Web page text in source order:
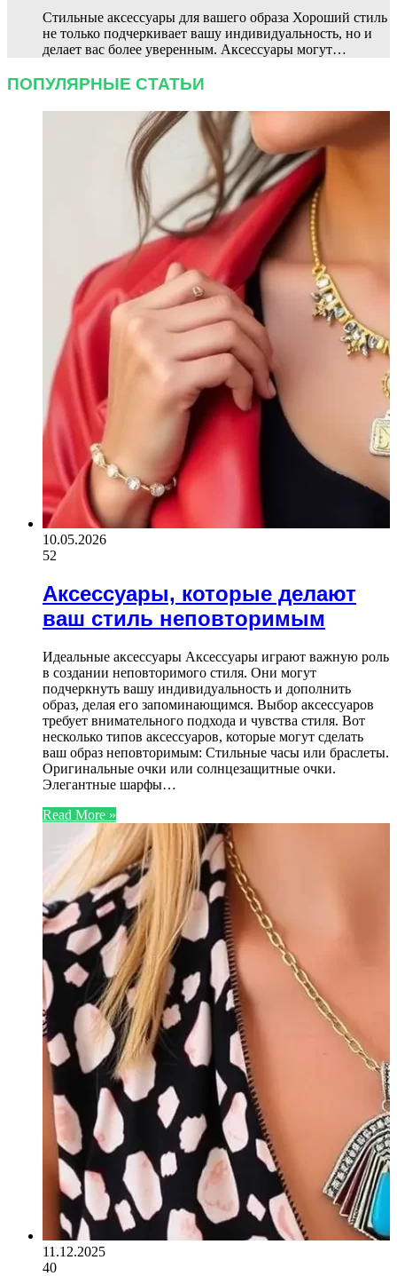
Стильные аксессуары для вашего образа Хороший стиль
не только подчеркивает вашу индивидуальность, но и
делает вас более уверенным. Аксессуары могут…
ПОПУЛЯРНЫЕ СТАТЬИ
10.05.2026
52
Аксессуары, которые делают
ваш стиль неповторимым
Идеальные аксессуары Аксессуары играют важную роль
в создании неповторимого стиля. Они могут
подчеркнуть вашу индивидуальность и дополнить
образ, делая его запоминающимся. Выбор аксессуаров
требует внимательного подхода и чувства стиля. Вот
несколько типов аксессуаров, которые могут сделать
ваш образ неповторимым: Стильные часы или браслеты.
Оригинальные очки или солнцезащитные очки.
Элегантные шарфы…
Read More »
11.12.2025
40